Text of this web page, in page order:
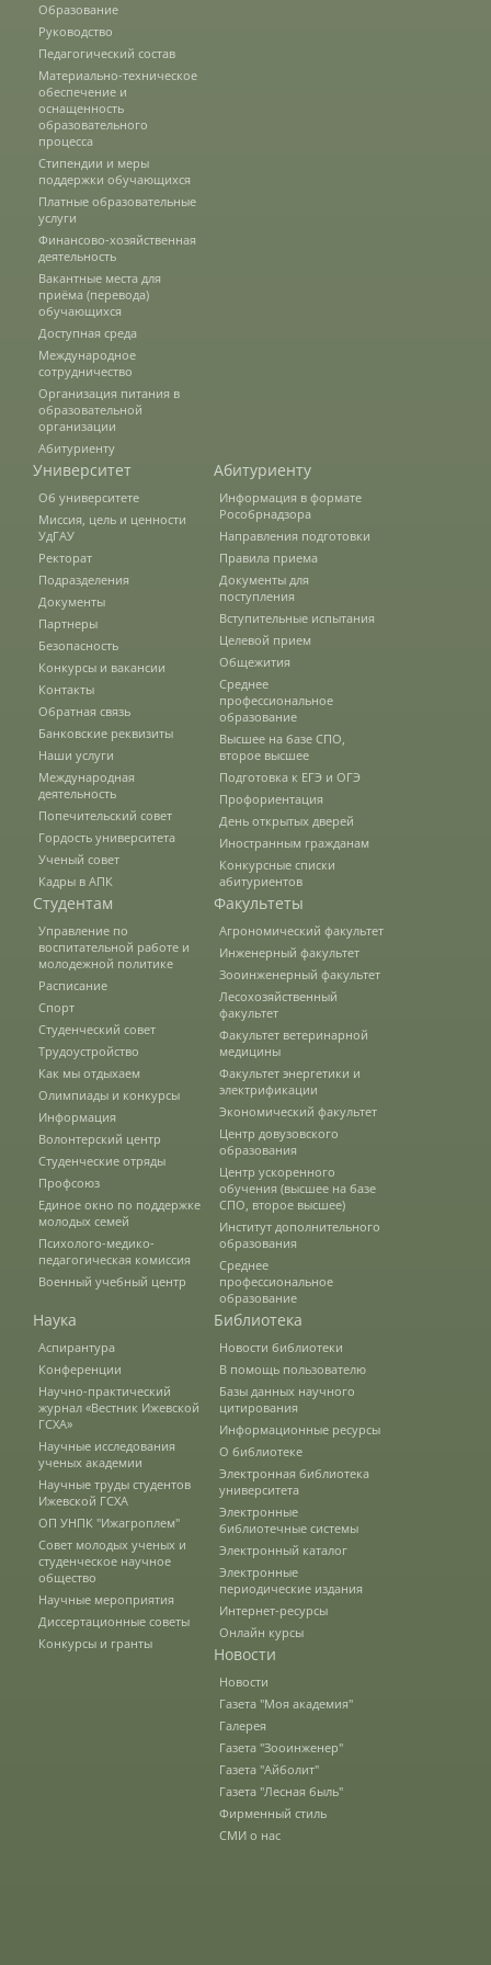
Наши услуги
Международная деятельность
Организации-партнеры
Договоры о сотрудничестве
Зарубежные стажировки
Иностранным студентам
Документы
Зарубежные стипендиальные
программы
Сотрудники
Попечительский совет
Гордость университета
Ученый совет
Кадры в АПК
О федеральном проекте "Кадры в АПК"
Документы
Протоколы
Разное
Абитуриенту
Информация в формате Рособрнадзора
Направления подготовки
Правила приема
Документы для поступления
Вступительные испытания
Образование
Руководство
Педагогический состав
Материально-техническое
обеспечение и
оснащенность
образовательного
процесса
Стипендии и меры
поддержки обучающихся
Платные образовательные
услуги
Финансово-хозяйственная
деятельность
Вакантные места для
приёма (перевода)
обучающихся
Доступная среда
Международное
сотрудничество
Организация питания в
образовательной
организации
Абитуриенту
Университет
Об университете
Миссия, цель и ценности
УдГАУ
Ректорат
Подразделения
Документы
Партнеры
Безопасность
Конкурсы и вакансии
Контакты
Обратная связь
Банковские реквизиты
Наши услуги
Международная
деятельность
Попечительский совет
Гордость университета
Ученый совет
Кадры в АПК
Абитуриенту
Информация в формате
Рособрнадзора
Направления подготовки
Правила приема
Документы для
поступления
Вступительные испытания
Целевой прием
Общежития
Среднее
профессиональное
образование
Высшее на базе СПО,
второе высшее
Подготовка к ЕГЭ и ОГЭ
Профориентация
День открытых дверей
Иностранным гражданам
Конкурсные списки
абитуриентов
Студентам
Управление по
воспитательной работе и
молодежной политике
Расписание
Спорт
Студенческий совет
Трудоустройство
Как мы отдыхаем
Олимпиады и конкурсы
Информация
Волонтерский центр
Студенческие отряды
Профсоюз
Единое окно по поддержке
молодых семей
Психолого-медико-
педагогическая комиссия
Военный учебный центр
Факультеты
Агрономический факультет
Инженерный факультет
Зооинженерный факультет
Лесохозяйственный
факультет
Факультет ветеринарной
медицины
Факультет энергетики и
электрификации
Экономический факультет
Центр довузовского
образования
Центр ускоренного
обучения (высшее на базе
СПО, второе высшее)
Институт дополнительного
образования
Среднее
профессиональное
образование
Наука
Аспирантура
Конференции
Научно-практический
журнал «Вестник Ижевской
ГСХА»
Научные исследования
ученых академии
Научные труды студентов
Ижевской ГСХА
ОП УНПК "Ижагроплем"
Совет молодых ученых и
студенческое научное
общество
Научные мероприятия
Диссертационные советы
Конкурсы и гранты
Библиотека
Новости библиотеки
В помощь пользователю
Базы данных научного
цитирования
Информационные ресурсы
О библиотеке
Электронная библиотека
университета
Электронные
библиотечные системы
Электронный каталог
Электронные
периодические издания
Интернет-ресурсы
Онлайн курсы
Новости
Новости
Газета "Моя академия"
Галерея
Газета "Зооинженер"
Газета "Айболит"
Газета "Лесная быль"
Фирменный стиль
СМИ о нас